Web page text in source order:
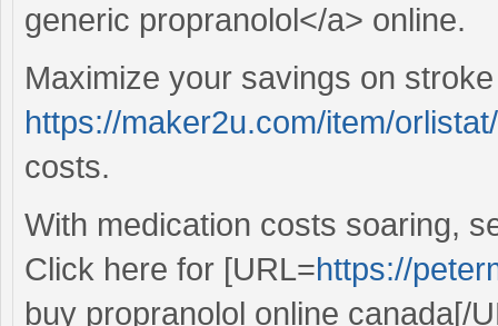
generic propranolol</a> online.
Maximize your savings on
https://maker2u.com/item/orlistat/
costs.
With medication costs soaring,
Click here for [URL=https://
buy propranolol online canada[/